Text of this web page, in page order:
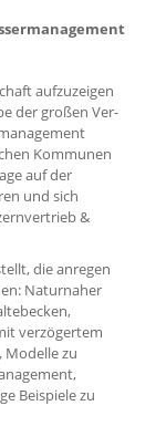
aufzuzeigen
der großen Ver-
Kommunen
auf der
und sich
&
die anregen
Naturnaher
verzögertem
Modelle zu
Beispiele zu